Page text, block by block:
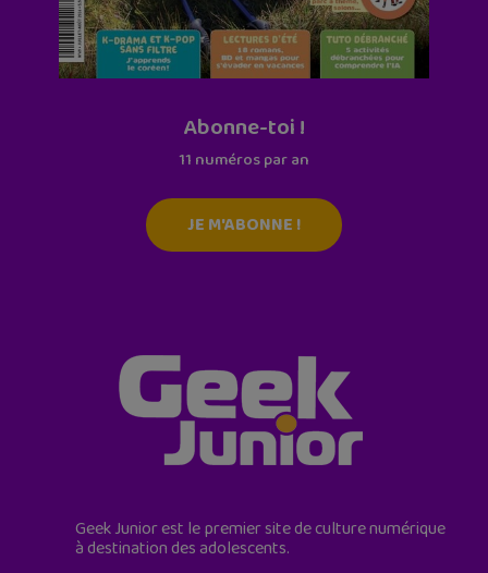
Abonne-toi !
11 numéros par an
JE M'ABONNE !
Geek Junior est le premier site de culture numérique
à destination des adolescents.